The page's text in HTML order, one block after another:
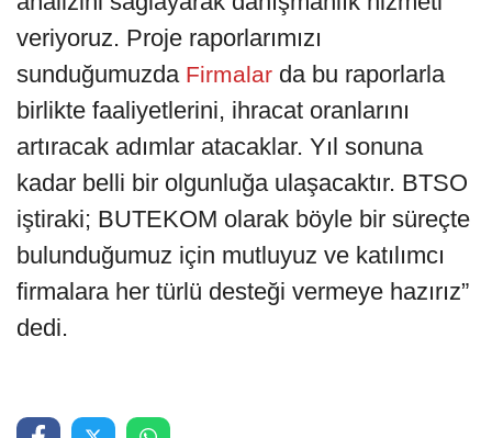
veriyoruz. Proje raporlarımızı
sunduğumuzda Firmalar da bu raporlarla
birlikte faaliyetlerini, ihracat oranlarını
artıracak adımlar atacaklar. Yıl sonuna
kadar belli bir olgunluğa ulaşacaktır. BTSO
iştiraki; BUTEKOM olarak böyle bir süreçte
bulunduğumuz için mutluyuz ve katılımcı
firmalara her türlü desteği vermeye hazırız”
dedi.